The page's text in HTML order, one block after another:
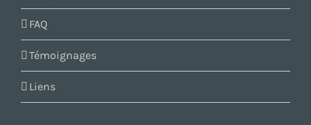
FAQ
Témoignages
Liens